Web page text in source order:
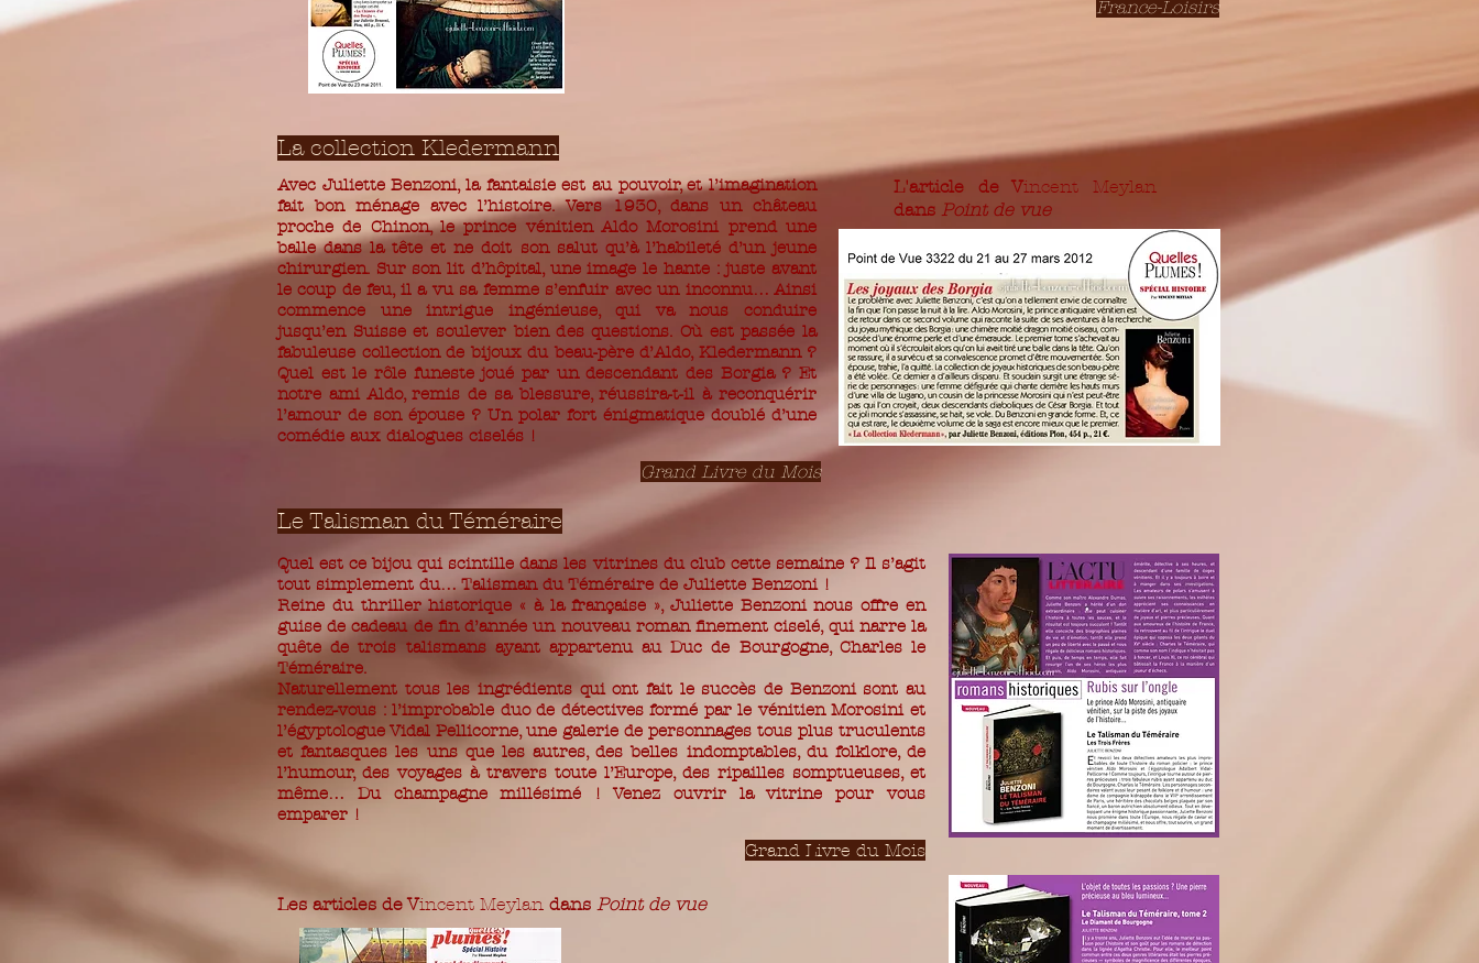
France-Loisirs
La collection Kledermann
Avec Juliette Benzoni, la fantaisie est au pouvoir, et l’imagination
fait bon ménage avec l’histoire. Vers 1930, dans un château
proche de Chinon, le prince vénitien Aldo Morosini prend une
balle dans la tête et ne doit son salut qu’à l’habileté d’un jeune
chirurgien. Sur son lit d’hôpital, une image le hante : juste avant
le coup de feu, il a vu sa femme s’enfuir avec un inconnu… Ainsi
commence une intrigue ingénieuse, qui va nous conduire
jusqu’en Suisse et soulever bien des questions. Où est passée la
fabuleuse collection de bijoux du beau-père d’Aldo, Kledermann ?
Quel est le rôle funeste joué par un descendant des Borgia ? Et
notre ami Aldo, remis de sa blessure, réussira-t-il à reconquérir
l’amour de son épouse ? Un polar fort énigmatique doublé d’une
comédie aux dialogues ciselés !
L'article de Vincent Meylan
dans Point de vue
Grand Livre du Mois
Le Talisman du Téméraire
Quel est ce bijou qui scintille dans les vitrines du club cette semaine ? Il s’agit
tout simplement du… Talisman du Téméraire de Juliette Benzoni !
Reine du thriller historique « à la française », Juliette Benzoni nous offre en
guise de cadeau de fin d’année un nouveau roman finement ciselé, qui narre la
quête de trois talismans ayant appartenu au Duc de Bourgogne, Charles le
Téméraire.
Naturellement tous les ingrédients qui ont fait le succès de Benzoni sont au
rendez-vous : l’improbable duo de détectives formé par le vénitien Morosini et
l’égyptologue Vidal Pellicorne, une galerie de personnages tous plus truculents
et fantasques les uns que les autres, des belles indomptables, du folklore, de
l’humour, des voyages à travers toute l’Europe, des ripailles somptueuses, et
même… Du champagne millésimé ! Venez ouvrir la vitrine pour vous
emparer !
Grand Livre du Mois
Les articles de Vincent Meylan dans Point de vue